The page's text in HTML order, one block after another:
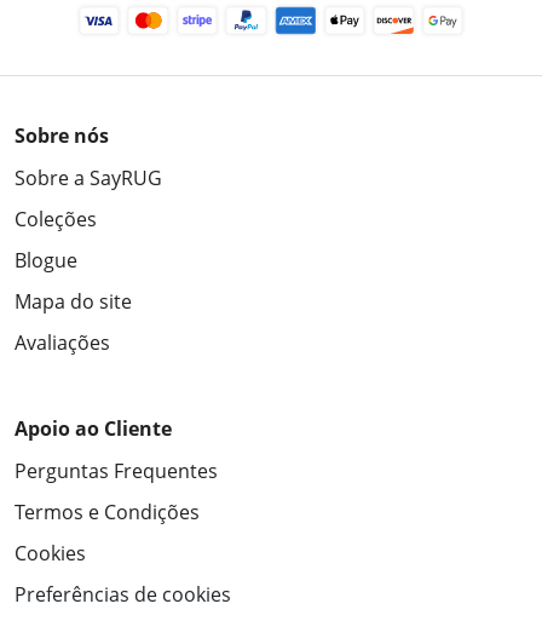
Sobre nós
Sobre a SayRUG
Coleções
Blogue
Mapa do site
Avaliações
Apoio ao Cliente
Perguntas Frequentes
Termos e Condições
Cookies
Preferências de cookies